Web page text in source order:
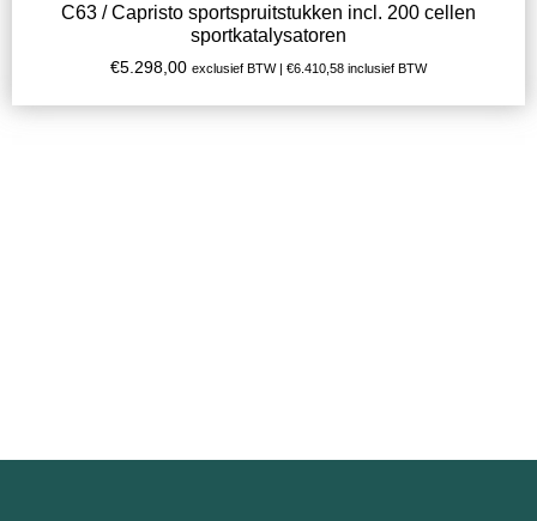
C63 / Capristo sportspruitstukken incl. 200 cellen
sportkatalysatoren
€5.298,00 exclusief BTW | €6.410,58 inclusief BTW